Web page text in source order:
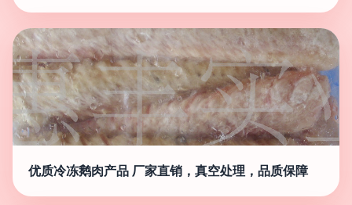
优质冷冻鹅肉产品 厂家直销，真空处理，品质保障